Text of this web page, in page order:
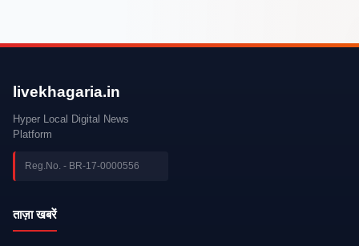
livekhagaria.in
Hyper Local Digital News
Platform
Reg.No. - BR-17-0000556
ताज़ा खबरें